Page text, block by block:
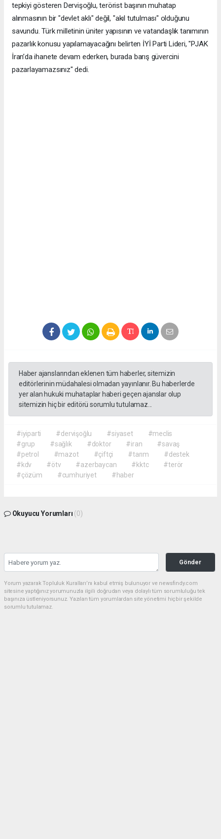
tepkiyi gösteren Dervişoğlu, terörist başının muhatap
alınmasının bir "devlet aklı" değil, "akıl tutulması" olduğunu
savundu. Türk milletinin üniter yapısının ve vatandaşlık tanımının
pazarlık konusu yapılamayacağını belirten İYİ Parti Lideri, "PJAK
İran’da ihanete devam ederken, burada barış güvercini
pazarlayamazsınız" dedi.
Haber ajanslarından eklenen tüm haberler, sitemizin
editörlerinin müdahalesi olmadan yayınlanır. Bu haberlerde
yer alan hukuki muhataplar haberi geçen ajanslar olup
sitemizin hiç bir editörü sorumlu tutulamaz...
#iyiparti #dervişoğlu #siyaset
#meclis
#grup
#sağlık #doktor #iran
#savaş
#petrol
#mazot #çiftçi #tarım
#destek
#kdv
#ötv #azerbaycan #kktc
#terör
#çözüm
#cumhuriyet #haber
Okuyucu Yorumları (0)
Gönder
Yorum yazarak Topluluk Kuralları’nı kabul etmiş bulunuyor ve newsfindy.com
sitesine yaptığınız yorumunuzla ilgili doğrudan veya dolaylı tüm sorumluluğu tek
başınıza üstleniyorsunuz. Yazılan tüm yorumlardan site yönetimi hiçbir şekilde
sorumlu tutulamaz.